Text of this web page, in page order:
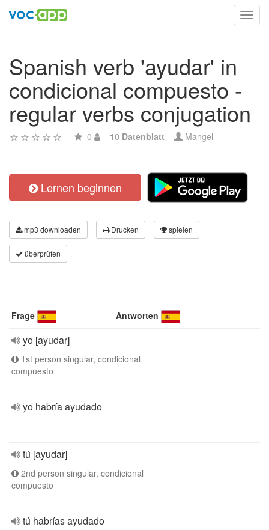
Spanish verb 'ayudar' in
condicional compuesto -
regular verbs conjugation
0 10 Datenblatt Mangel
Lernen beginnen
mp3 downloaden Drucken spielen
überprüfen
Frage Antworten
yo [ayudar]
1st person singular, condicional
compuesto
yo habría ayudado
tú [ayudar]
2nd person singular, condicional
compuesto
tú habrías ayudado